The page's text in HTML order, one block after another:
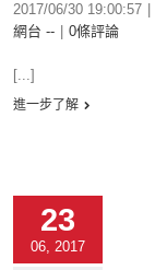
2017/06/30 19:00:57
網台 --
0條評論
[...]
進一步了解
23
06, 2017